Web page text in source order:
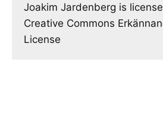
Joakim Jardenberg is
Creative Commons
License